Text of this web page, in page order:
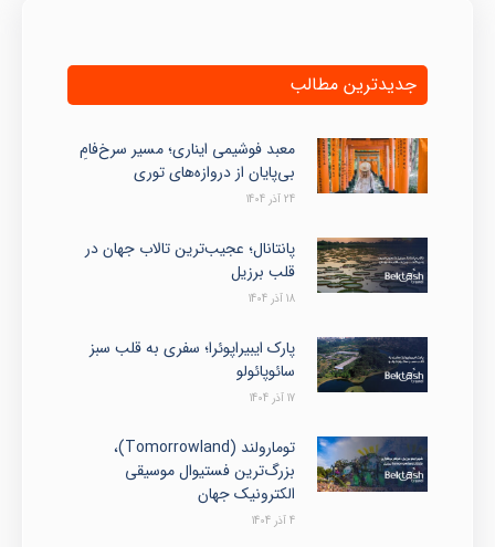
جدیدترین مطالب
معبد فوشیمی ایناری؛ مسیر سرخ‌فامِ
بی‌پایان از دروازه‌های توری
24 آذر 1404
پانتانال؛ عجیب‌ترین تالاب جهان در
قلب برزیل
18 آذر 1404
پارک ایبیراپوئرا؛ سفری به قلب سبز
سائوپائولو
17 آذر 1404
تومارولند (Tomorrowland)،
بزرگ‌ترین فستیوال موسیقی
الکترونیک جهان
4 آذر 1404